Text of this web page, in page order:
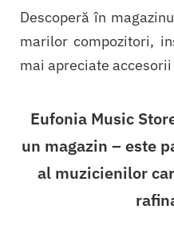
Descoperă în
marilor compozitori,
mai apreciate
Eufonia Music
un magazin – este
al muzicienilor